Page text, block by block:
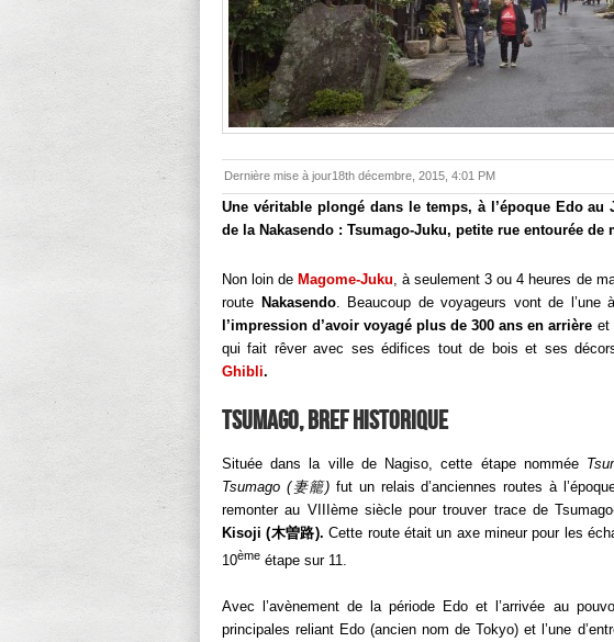
Dernière mise à jour18th décembre, 2015, 4:01 PM
Une véritable plongé dans le temps, à l’époque Edo au
de la Nakasendo : Tsumago-Juku, petite rue entourée de
Non loin de Magome-Juku, à seulement 3 ou 4 heures de
route Nakasendo. Beaucoup de voyageurs vont de l’une
l’impression d’avoir voyagé plus de 300 ans en arrière et
qui fait rêver avec ses édifices tout de bois et ses
Ghibli.
Tsumago, bref historique
Située dans la ville de Nagiso, cette étape nommée
Tsumago (妻籠) fut un relais d’anciennes routes à
remonter au VIIIème siècle pour trouver trace de
Kisoji (木曽路). Cette route était un axe mineur pour les
10ème étape sur 11.
Avec l’avènement de la période Edo et l’arrivée au
principales reliant Edo (ancien nom de Tokyo) et l’une